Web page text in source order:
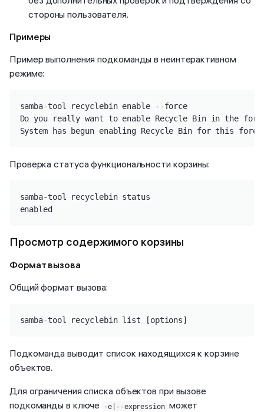
стороны пользователя.
Примеры
Пример выполнения подкоманды в неинтерактивном
режиме:
samba-tool recyclebin enable --force
Do you really want to enable Recycle Bin in the
System has begun enabling Recycle Bin for this
Проверка статуса функциональности корзины:
samba-tool recyclebin status
enabled
Просмотр содержимого корзины
Формат вызова
Общий формат вызова:
samba-tool recyclebin list [options]
Подкоманда выводит список находящихся к корзине
объектов.
Для ограничения списка объектов при вызове
подкоманды в ключе
-e|--expression может